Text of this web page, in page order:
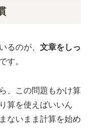
るのが、 文章をしっ
です。
、この問題もかけ算
算を使えばいいん
ないまま計算を始め